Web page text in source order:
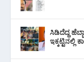
ಸಿಡಿದೆದ್ದ
ಇಕ್ಕಟ್ಟಿನಲ್ಲಿ